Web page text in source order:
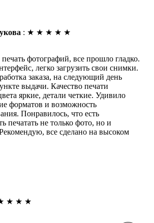
: ★ ★ ★ ★ ★
печать фотографий, все прошло гладко.
легко загрузить свои снимки.
заказа, на следующий день
выдачи. Качество печати
яркие, детали четкие. Удивило
форматов и возможность
Понравилось, что есть
печатать не только фото, но и
все сделано на высоком
★ ★ ★